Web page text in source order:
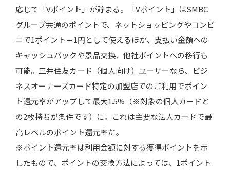
応じて「Vポイント」が貯まる。「Vポイント」はSMBC
グループ共通のポイントで、ネットショッピングやコンビ
ニで1ポイント＝1円として使えるほか、支払い金額への
キャッシュバックや景品交換、他社ポイントへの移行も
可能。三井住友カード（個人向け）ユーザーなら、ビジ
ネスオーナーズカード特定の加盟店でのご利用でポイン
ト還元率がアップして最大1.5%（※対象の個人カードと
の2枚持ちが条件です）に。これは主要な法人カードで最
高レベルのポイント還元率だ。
※ポイント還元率は利用金額に対する獲得ポイントを示
したもので、ポイントの交換方法によっては、1ポイント